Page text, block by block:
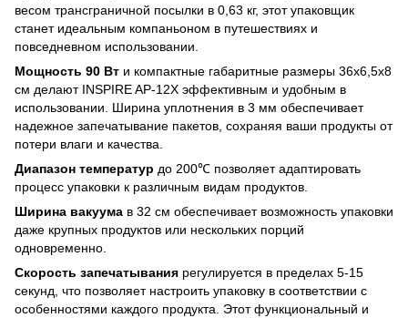
весом трансграничной посылки в 0,63 кг, этот упаковщик
станет идеальным компаньоном в путешествиях и
повседневном использовании.
Мощность 90 Вт и компактные габаритные размеры 36х6,5х8
см делают INSPIRE AP-12X эффективным и удобным в
использовании. Ширина уплотнения в 3 мм обеспечивает
надежное запечатывание пакетов, сохраняя ваши продукты от
потери влаги и качества.
Диапазон температур до 200℃ позволяет адаптировать
процесс упаковки к различным видам продуктов.
Ширина вакуума в 32 см обеспечивает возможность упаковки
даже крупных продуктов или нескольких порций
одновременно.
Скорость запечатывания регулируется в пределах 5-15
секунд, что позволяет настроить упаковку в соответствии с
особенностями каждого продукта. Этот функциональный и